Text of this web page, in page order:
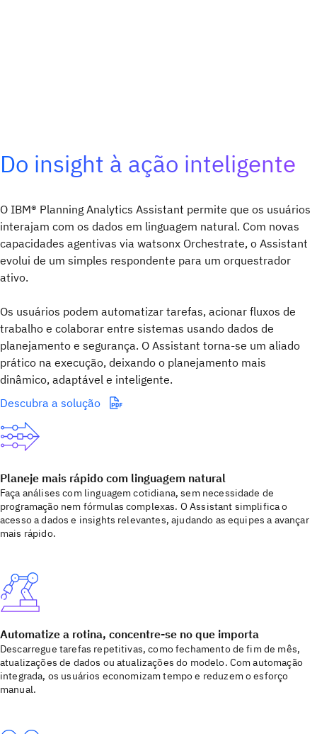
Do insight à ação inteligente
O IBM® Planning Analytics Assistant permite que os usuários
interajam com os dados em linguagem natural. Com novas
capacidades agentivas via watsonx Orchestrate, o Assistant
evolui de um simples respondente para um orquestrador
ativo.
Os usuários podem automatizar tarefas, acionar fluxos de
trabalho e colaborar entre sistemas usando dados de
planejamento e segurança. O Assistant torna-se um aliado
prático na execução, deixando o planejamento mais
dinâmico, adaptável e inteligente.
Descubra a solução
Planeje mais rápido com linguagem natural
Faça análises com linguagem cotidiana, sem necessidade de
programação nem fórmulas complexas. O Assistant simplifica o
acesso a dados e insights relevantes, ajudando as equipes a avançar
mais rápido.
Automatize a rotina, concentre-se no que importa
Descarregue tarefas repetitivas, como fechamento de fim de mês,
atualizações de dados ou atualizações do modelo. Com automação
integrada, os usuários economizam tempo e reduzem o esforço
manual.